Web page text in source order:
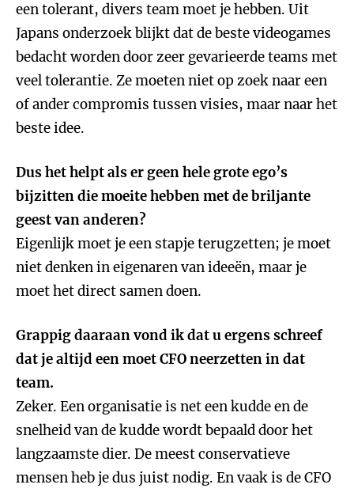
een tolerant, divers team moet je hebben. Uit
Japans onderzoek blijkt dat de beste videogames
bedacht worden door zeer gevarieerde teams met
veel tolerantie. Ze moeten niet op zoek naar een
of ander compromis tussen visies, maar naar het
beste idee.
Dus het helpt als er geen hele grote ego’s
bijzitten die moeite hebben met de briljante
geest van anderen?
Eigenlijk moet je een stapje terugzetten; je moet
niet denken in eigenaren van ideeën, maar je
moet het direct samen doen.
Grappig daaraan vond ik dat u ergens schreef
dat je altijd een moet CFO neerzetten in dat
team.
Zeker. Een organisatie is net een kudde en de
snelheid van de kudde wordt bepaald door het
langzaamste dier. De meest conservatieve
mensen heb je dus juist nodig. En vaak is de CFO